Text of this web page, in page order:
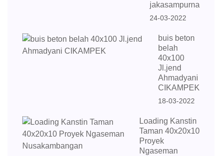
jakasampurna
24-03-2022
buis beton
belah
40x100
Jl.jend
Ahmadyani
CIKAMPEK
18-03-2022
Loading Kanstin
Taman 40x20x10
Proyek
Ngaseman